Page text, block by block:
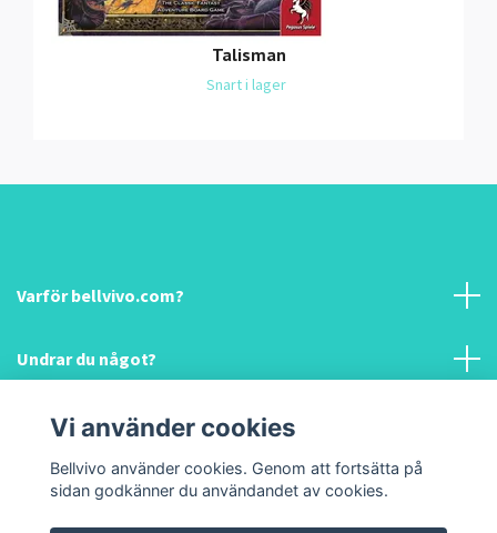
Talisman
Snart i lager
Varför bellvivo.com?
Undrar du något?
Information & hjälp!
Sociala medier
Vi använder cookies
Bellvivo använder cookies. Genom att fortsätta på
sidan godkänner du användandet av cookies.